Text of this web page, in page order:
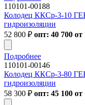
110101-00188
Колодец ККСр-3-10
гидроизоляции
52 800 ₽ опт: 40 700
Подробнее
110101-00146
Колодец ККСр-3-80
гидроизоляции
58 300 ₽ опт: 45 100